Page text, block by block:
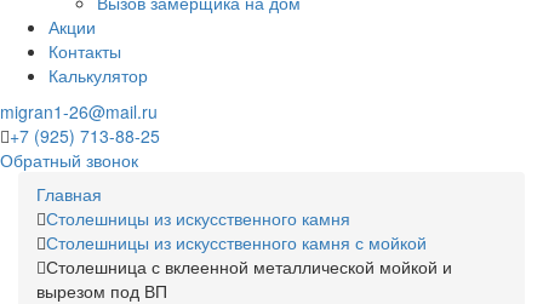
Акции
Контакты
Калькулятор
migran1-26@mail.ru
+7 (925) 713-88-25
Обратный звонок
Главная
Столешницы из искусственного камня
Столешницы из искусственного камня с мойкой
Столешница с вклеенной металлической мойкой и
вырезом под ВП